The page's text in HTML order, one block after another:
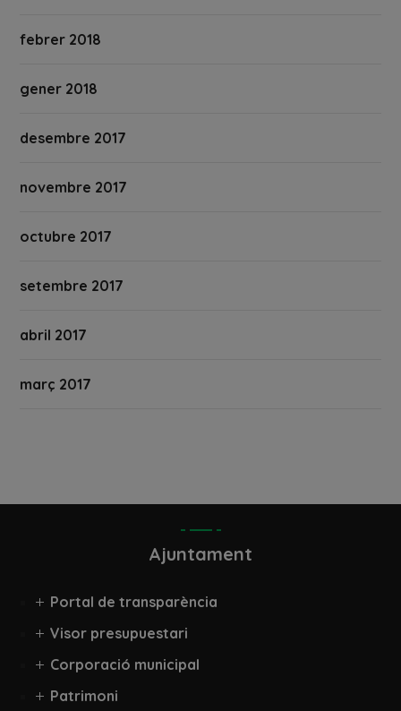
febrer 2018
gener 2018
desembre 2017
novembre 2017
octubre 2017
setembre 2017
abril 2017
març 2017
Ajuntament
Portal de transparència
Visor presupuestari
Corporació municipal
Patrimoni